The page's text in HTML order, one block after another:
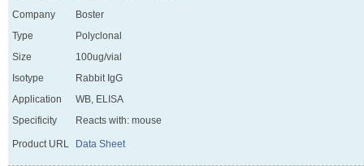
Company
Boster
Type
Polyclonal
Size
100ug/vial
Isotype
Rabbit IgG
Application
WB, ELISA
Specificity
Reacts with: mouse
Product URL Data Sheet